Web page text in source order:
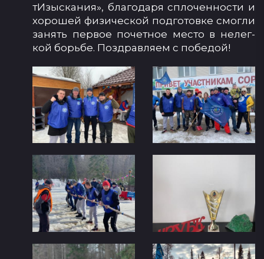
тИ­зыс­ка­ния», бла­го­да­ря спло­чен­нос­ти и
хо­ро­шей фи­зи­чес­кой под­го­тов­ке смог­ли
за­нять пер­вое по­чет­ное мес­то в не­лег­
кой борь­бе. Поз­драв­ля­ем с по­бе­дой!